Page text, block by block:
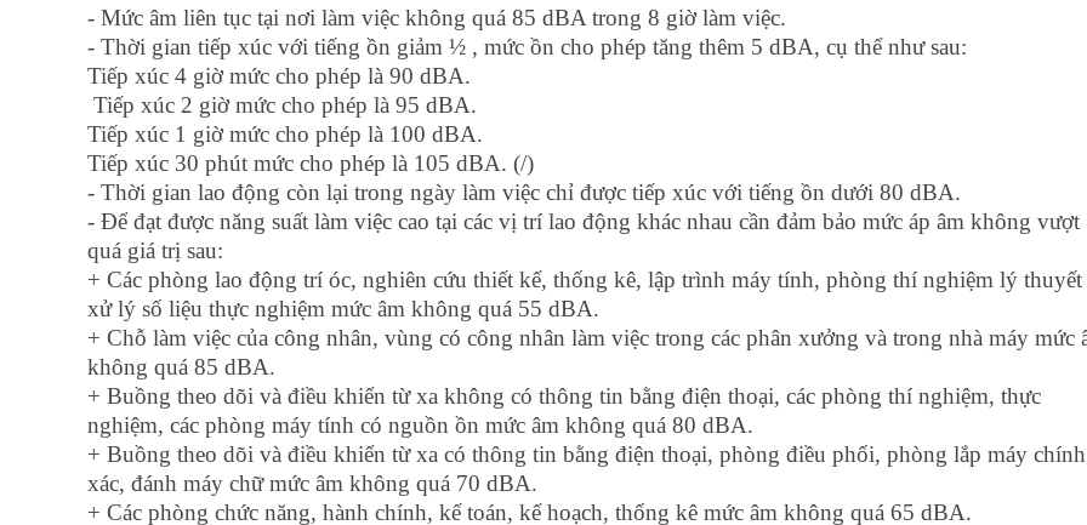
- Mức âm liên tục tại nơi làm việc không quá 85 dBA trong 8 giờ làm việc.
- Thời gian tiếp xúc với tiếng ồn giảm ½ , mức ồn cho phép tăng thêm 5 dBA, cụ thể như sau:
Tiếp xúc 4 giờ mức cho phép là 90 dBA.
Tiếp xúc 2 giờ mức cho phép là 95 dBA.
Tiếp xúc 1 giờ mức cho phép là 100 dBA.
Tiếp xúc 30 phút mức cho phép là 105 dBA. (/)
- Thời gian lao động còn lại trong ngày làm việc chỉ được tiếp xúc với tiếng ồn dưới 80 dBA.
- Để đạt được năng suất làm việc cao tại các vị trí lao động khác nhau cần đảm bảo mức áp âm không vượt
quá giá trị sau:
+ Các phòng lao động trí óc, nghiên cứu thiết kế, thống kê, lập trình máy tính, phòng thí nghiệm lý thuyết
xử lý số liệu thực nghiệm mức âm không quá 55 dBA.
+ Chỗ làm việc của công nhân, vùng có công nhân làm việc trong các phân xưởng và trong nhà máy mức
không quá 85 dBA.
+ Buồng theo dõi và điều khiển từ xa không có thông tin bằng điện thoại, các phòng thí nghiệm, thực
nghiệm, các phòng máy tính có nguồn ồn mức âm không quá 80 dBA.
+ Buồng theo dõi và điều khiển từ xa có thông tin bằng điện thoại, phòng điều phối, phòng lắp máy chính
xác, đánh máy chữ mức âm không quá 70 dBA.
+ Các phòng chức năng, hành chính, kế toán, kế hoạch, thống kê mức âm không quá 65 dBA.